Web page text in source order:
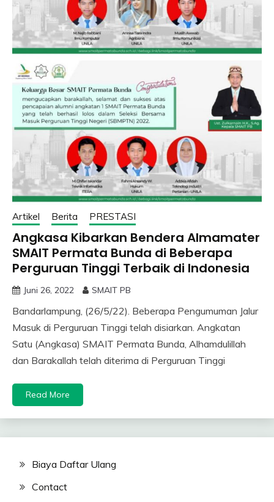
Artikel Berita PRESTASI
Angkasa Kibarkan Bendera Almamater
SMAIT Permata Bunda di Beberapa
Perguruan Tinggi Terbaik di Indonesia
Juni 26, 2022 SMAIT PB
Bandarlampung, (26/5/22). Beberapa Pengumuman Jalur
Masuk di Perguruan Tinggi telah disiarkan. Angkatan
Satu (Angkasa) SMAIT Permata Bunda, Alhamdulillah
dan Barakallah telah diterima di Perguruan Tinggi
Read More
Biaya Daftar Ulang
Contact